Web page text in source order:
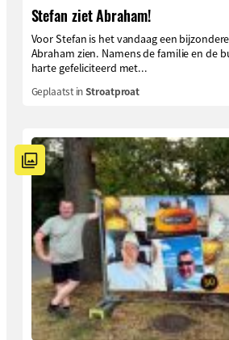
Stefan ziet Abraham!
Voor Stefan is het vandaag een
Abraham zien. Namens de familie en de
harte gefeliciteerd met...
Geplaatst inStroatproat